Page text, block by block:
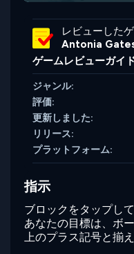
レビューした
Antonia
ゲームレビューガイ
ジャンル:
評価:
更新しました:
リリース:
プラットフォーム:
指示
ブロックをタップし
あなたの目標は、ボ
上のプラス記号と揃